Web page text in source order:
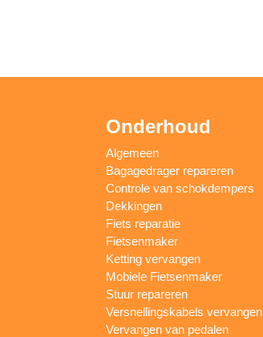
Onderhoud
Algemeen
Bagagedrager repareren
Controle van schokdempers
Dekkingen
Fiets reparatie
Fietsenmaker
Ketting vervangen
Mobiele Fietsenmaker
Stuur repareren
Versnellingskabels vervangen
Vervangen van pedalen